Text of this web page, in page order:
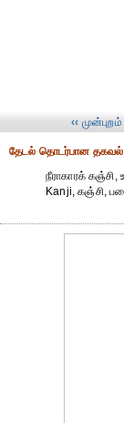
‹‹ முன்புறம்
தேட‌ல் தொட‌ர்பான
நீராகாரக்
Kanji, கஞ்சி,